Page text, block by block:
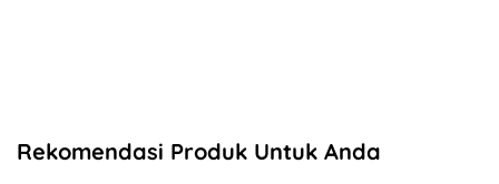
Rekomendasi Produk Untuk Anda